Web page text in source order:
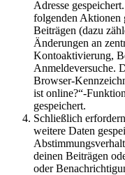
Adresse
folgenden Aktionen
Beiträgen (dazu
Änderungen an
Kontoaktivierung,
Anmeldeversuche.
Browser-
ist online?“-
gespeichert.
Schließlich
weitere Daten
deinen Beiträgen
oder